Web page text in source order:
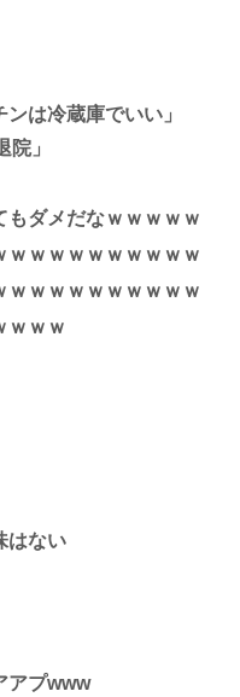
は冷蔵庫でいい」
」
ダメだなｗｗｗｗｗ
ｗｗｗｗｗｗｗｗｗｗ
ｗｗｗｗｗｗｗｗｗｗ
ｗｗｗ
はない
アプwww